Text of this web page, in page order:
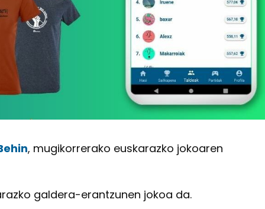
, mugikorrerako euskarazko jokoaren
galdera-erantzunen jokoa da.